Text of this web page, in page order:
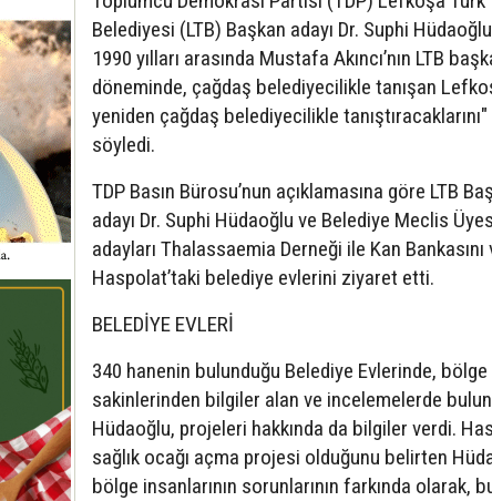
Belediyesi (LTB) Başkan adayı Dr. Suphi
1990 yılları arasında Mustafa Akıncı’nın LTB
döneminde, çağdaş belediyecilikle tanışan
yeniden çağdaş belediyecilikle tanıştıracaklarını"
söyledi.
TDP Basın Bürosu’nun açıklamasına göre LTB
adayı Dr. Suphi Hüdaoğlu ve Belediye Meclis
adayları Thalassaemia Derneği ile Kan Bankasını
Haspolat’taki belediye evlerini ziyaret etti.
BELEDİYE EVLERİ
340 hanenin bulunduğu Belediye Evlerinde, bölge
sakinlerinden bilgiler alan ve incelemelerde
Hüdaoğlu, projeleri hakkında da bilgiler verdi.
sağlık ocağı açma projesi olduğunu belirten
bölge insanlarının sorunlarının farkında olarak,